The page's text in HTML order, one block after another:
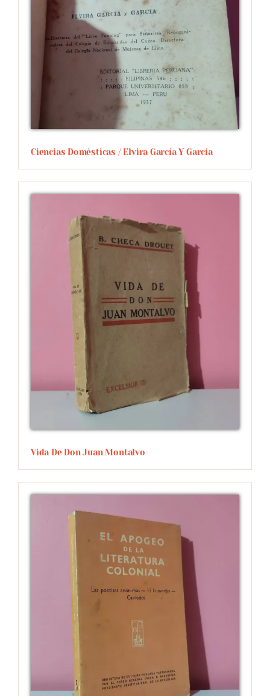
Ciencias Domésticas / Elvira García Y García
Vida De Don Juan Montalvo